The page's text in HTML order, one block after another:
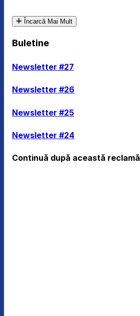
Încarcă Mai Mult
Buletine
Newsletter #27
Newsletter #26
Newsletter #25
Newsletter #24
Continuă după această reclamă